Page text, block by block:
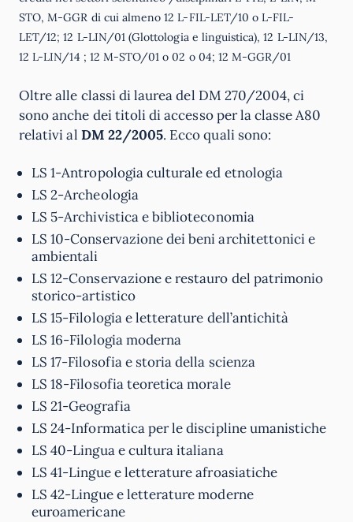
STO, M-GGR di cui almeno 12 L-FIL-LET/10 o L-FIL-
LET/12; 12 L-LIN/01 (Glottologia e linguistica), 12 L-LIN/13,
12 L-LIN/14 ; 12 M-STO/01 o 02 o 04; 12 M-GGR/01
Oltre alle classi di laurea del DM 270/2004, ci
sono anche dei titoli di accesso per la classe A80
relativi al DM 22/2005. Ecco quali sono:
LS 1-Antropologia culturale ed etnologia
LS 2-Archeologia
LS 5-Archivistica e biblioteconomia
LS 10-Conservazione dei beni architettonici e
ambientali
LS 12-Conservazione e restauro del patrimonio
storico-artistico
LS 15-Filologia e letterature dell’antichità
LS 16-Filologia moderna
LS 17-Filosofia e storia della scienza
LS 18-Filosofia teoretica morale
LS 21-Geografia
LS 24-Informatica per le discipline umanistiche
LS 40-Lingua e cultura italiana
LS 41-Lingue e letterature afroasiatiche
LS 42-Lingue e letterature moderne
euroamericane